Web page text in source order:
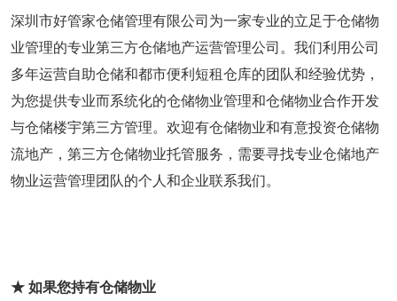
深圳市好管家仓储管理有限公司为一家专业的立足于仓储物
业管理的专业第三方仓储地产运营管理公司。我们利用公司
多年运营自助仓储和都市便利短租仓库的团队和经验优势，
为您提供专业而系统化的仓储物业管理和仓储物业合作开发
与仓储楼宇第三方管理。欢迎有仓储物业和有意投资仓储物
流地产，第三方仓储物业托管服务，需要寻找专业仓储地产
物业运营管理团队的个人和企业联系我们。
★ 如果您持有仓储物业
联系我们